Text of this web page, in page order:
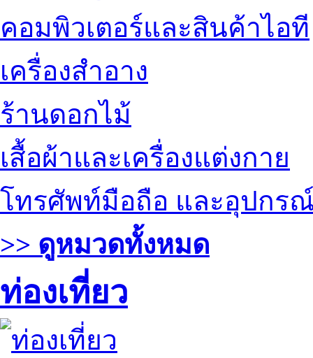
คอมพิวเตอร์และสินค้าไอที
เครื่องสำอาง
ร้านดอกไม้
เสื้อผ้าและเครื่องแต่งกาย
โทรศัพท์มือถือ และอุปกร
>> ดูหมวดทั้งหมด
ท่องเที่ยว